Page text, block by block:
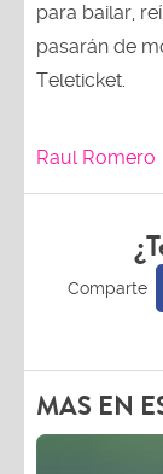
para bailar,
pasarán de
Teleticket.
Raul Romero
MAS EN